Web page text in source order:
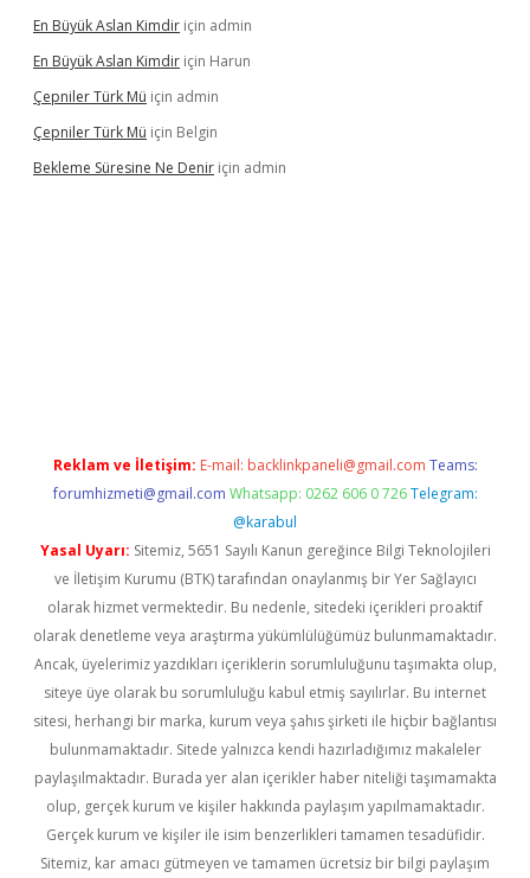
En Büyük Aslan Kimdir için admin
En Büyük Aslan Kimdir için Harun
Çepniler Türk Mü için admin
Çepniler Türk Mü için Belgin
Bekleme Süresine Ne Denir için admin
Reklam ve İletişim: E-mail: backlinkpaneli@gmail.com Teams:
forumhizmeti@gmail.com Whatsapp: 0262 606 0 726 Telegram:
@karabul
Yasal Uyarı: Sitemiz, 5651 Sayılı Kanun gereğince Bilgi Teknolojileri
ve İletişim Kurumu (BTK) tarafından onaylanmış bir Yer Sağlayıcı
olarak hizmet vermektedir. Bu nedenle, sitedeki içerikleri proaktif
olarak denetleme veya araştırma yükümlülüğümüz bulunmamaktadır.
Ancak, üyelerimiz yazdıkları içeriklerin sorumluluğunu taşımakta olup,
siteye üye olarak bu sorumluluğu kabul etmiş sayılırlar. Bu internet
sitesi, herhangi bir marka, kurum veya şahıs şirketi ile hiçbir bağlantısı
bulunmamaktadır. Sitede yalnızca kendi hazırladığımız makaleler
paylaşılmaktadır. Burada yer alan içerikler haber niteliği taşımamakta
olup, gerçek kurum ve kişiler hakkında paylaşım yapılmamaktadır.
Gerçek kurum ve kişiler ile isim benzerlikleri tamamen tesadüfidir.
Sitemiz, kar amacı gütmeyen ve tamamen ücretsiz bir bilgi paylaşım